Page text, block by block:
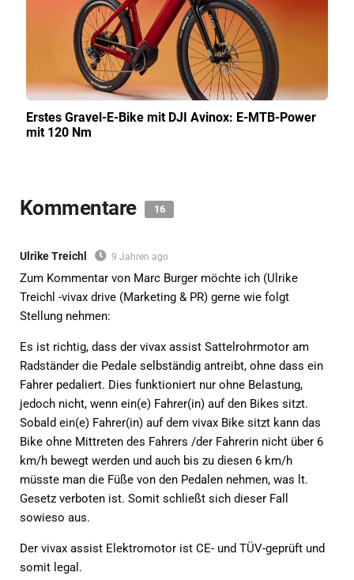
Erstes Gravel-E-Bike mit DJI Avinox: E-MTB-Power
mit 120 Nm
Kommentare 16
Ulrike Treichl 9 Jahren ago
Zum Kommentar von Marc Burger möchte ich (Ulrike
Treichl -vivax drive (Marketing & PR) gerne wie folgt
Stellung nehmen:
Es ist richtig, dass der vivax assist Sattelrohrmotor am
Radständer die Pedale selbständig antreibt, ohne dass ein
Fahrer pedaliert. Dies funktioniert nur ohne Belastung,
jedoch nicht, wenn ein(e) Fahrer(in) auf den Bikes sitzt.
Sobald ein(e) Fahrer(in) auf dem vivax Bike sitzt kann das
Bike ohne Mittreten des Fahrers /der Fahrerin nicht über 6
km/h bewegt werden und auch bis zu diesen 6 km/h
müsste man die Füße von den Pedalen nehmen, was lt.
Gesetz verboten ist. Somit schließt sich dieser Fall
sowieso aus.
Der vivax assist Elektromotor ist CE- und TÜV-geprüft und
somit legal.